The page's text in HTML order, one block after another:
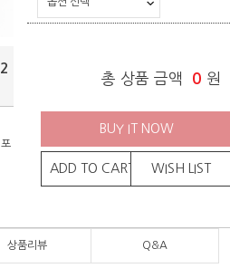
총 상품 금액 0 원
BUY IT NOW
ADD TO CART WISH LIST
상품리뷰 Q&A